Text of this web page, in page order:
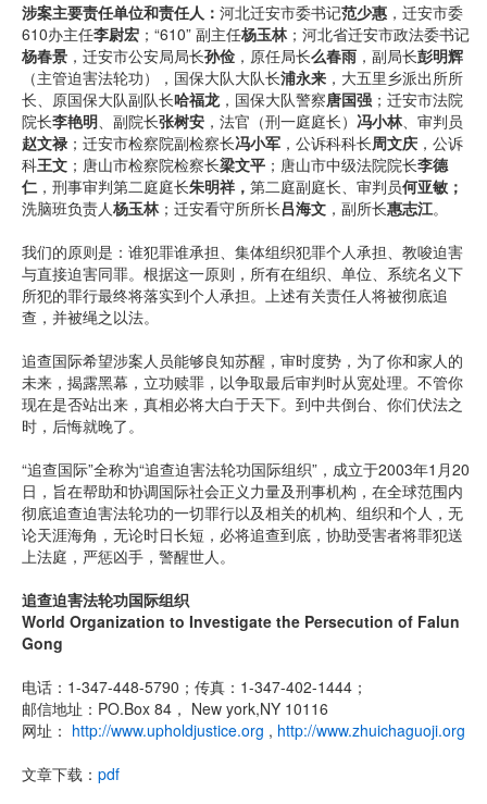
涉案主要责任单位和责任人： 河北迁安市委书记范少惠 ，迁安市委
610办主任李尉宏 ；“610” 副主任杨玉林；河北省迁安市政法委书记
杨春景 ，迁安市公安局局长孙俭 ，原任局长么春雨 ，副局长彭明辉
（主管迫害法轮功），国保大队大队长浦永来 ，大五里乡派出所所
长、原国保大队副队长哈福龙，国保大队警察唐国强 ；迁安市法院
院长李艳明、副院长张树安 ，法官（刑一庭庭长） 冯小林、审判员
赵文禄；迁安市检察院副检察长冯小军 ，公诉科科长周文庆 ，公诉
科王文 ；唐山市检察院检察长梁文平 ；唐山市中级法院院长李德
仁，刑事审判第二庭庭长朱明祥， 第二庭副庭长、审判员何亚敏；
洗脑班负责人杨玉林；迁安看守所所长吕海文 ，副所长惠志江。
我们的原则是：谁犯罪谁承担、集体组织犯罪个人承担、教唆迫害
与直接迫害同罪。根据这一原则，所有在组织、单位、系统名义下
所犯的罪行最终将落实到个人承担。上述有关责任人将被彻底追
查，并被绳之以法。
追查国际希望涉案人员能够良知苏醒，审时度势，为了你和家人的
未来，揭露黑幕，立功赎罪，以争取最后审判时从宽处理。不管你
现在是否站出来，真相必将大白于天下。到中共倒台、你们伏法之
时，后悔就晚了。
“追查国际”全称为“追查迫害法轮功国际组织”，成立于2003年1月20
日，旨在帮助和协调国际社会正义力量及刑事机构，在全球范围内
彻底追查迫害法轮功的一切罪行以及相关的机构、组织和个人，无
论天涯海角，无论时日长短，必将追查到底，协助受害者将罪犯送
上法庭，严惩凶手，警醒世人。
追查迫害法轮功国际组织
World Organization to Investigate the Persecution of Falun
Gong
电话：1-347-448-5790；传真：1-347-402-1444；
邮信地址：PO.Box 84， New york,NY 10116
网址： http://www.upholdjustice.org , http://www.zhuichaguoji.org
文章下载： pdf